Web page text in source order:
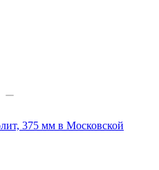
375 мм в Московской